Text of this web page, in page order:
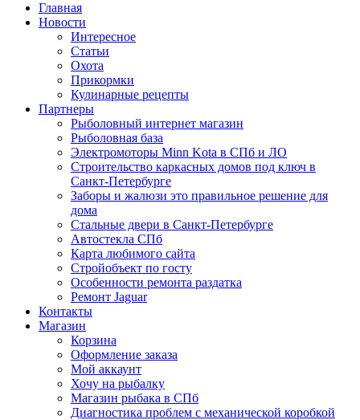
Главная
Новости
Интересное
Статьи
Охота
Прикормки
Кулинарные рецепты
Партнеры
Рыболовный интернет магазин
Рыболовная база
Электромоторы Minn Kota в СПб и ЛО
Строительство каркасных домов под ключ в
Санкт-Петербурге
Заборы и жалюзи это правильное решение для
дома
Стальные двери в Санкт-Петербурге
Автостекла СПб
Карта любимого сайта
Стройобъект по госту
Особенности ремонта раздатка
Ремонт Jaguar
Контакты
Магазин
Корзина
Оформление заказа
Мой аккаунт
Хочу на рыбалку
Магазин рыбака в СПб
Диагностика проблем с механической коробкой